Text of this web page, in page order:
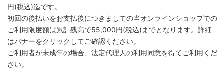
円(税込)迄です。
初回の後払いをお支払後につきましての当オンラインショップでの
ご利用限度額は累計残高で55,000円(税込)までとなります。詳細
はバナーをクリックしてご確認ください。
ご利用者が未成年の場合、法定代理人の利用同意を得てご利用くだ
さい。